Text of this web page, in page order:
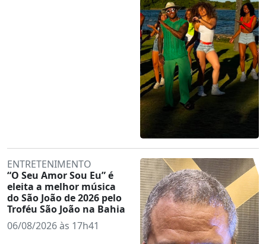
ENTRETENIMENTO
“O Seu Amor Sou Eu” é
eleita a melhor música
do São João de 2026 pelo
Troféu São João na Bahia
06/08/2026 às 17h41